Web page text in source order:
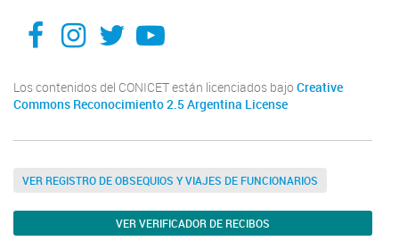
Facebook
Instagram
X You Tube
Los contenidos del CONICET están licenciados bajo Creative
Commons Reconocimiento 2.5 Argentina License
VER REGISTRO DE OBSEQUIOS Y VIAJES DE FUNCIONARIOS
VER VERIFICADOR DE RECIBOS